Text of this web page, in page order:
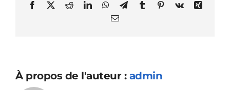
Facebook
X RedditLinkedInWhatsApp
TelegramTumblrPinterest
Vk
Xing
Email
À propos de l'auteur : admin